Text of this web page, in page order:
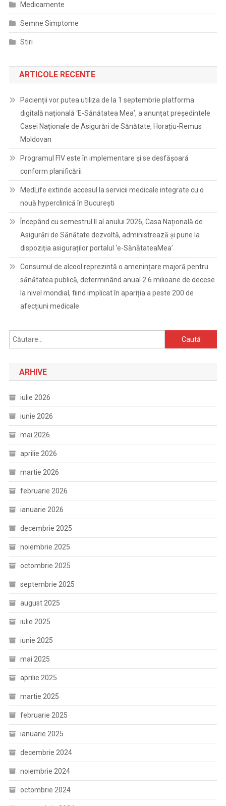
Medicamente
Semne Simptome
Stiri
ARTICOLE RECENTE
Pacienții vor putea utiliza de la 1 septembrie platforma
digitală națională ‘E-Sănătatea Mea’, a anunțat președintele
Casei Naționale de Asigurări de Sănătate, Horațiu-Remus
Moldovan
Programul FIV este în implementare și se desfășoară
conform planificării
MedLife extinde accesul la servicii medicale integrate cu o
nouă hyperclinică în București
Începând cu semestrul II al anului 2026, Casa Națională de
Asigurări de Sănătate dezvoltă, administrează și pune la
dispoziția asiguraților portalul ‘e-SănătateaMea’
Consumul de alcool reprezintă o amenințare majoră pentru
sănătatea publică, determinând anual 2.6 milioane de decese
la nivel mondial, fiind implicat în apariția a peste 200 de
afecțiuni medicale
Caută
după:
ARHIVE
iulie 2026
iunie 2026
mai 2026
aprilie 2026
martie 2026
februarie 2026
ianuarie 2026
decembrie 2025
noiembrie 2025
octombrie 2025
septembrie 2025
august 2025
iulie 2025
iunie 2025
mai 2025
aprilie 2025
martie 2025
februarie 2025
ianuarie 2025
decembrie 2024
noiembrie 2024
octombrie 2024